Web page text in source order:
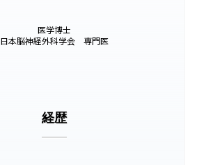
医学博士
日本脳神経外科学会 専門医
経歴